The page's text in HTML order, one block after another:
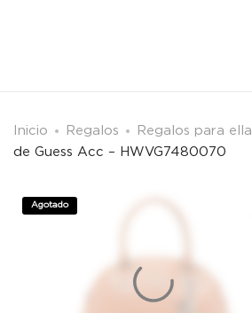
Inicio Regalos Regalos para ella
de Guess Acc – HWVG7480070
Agotado